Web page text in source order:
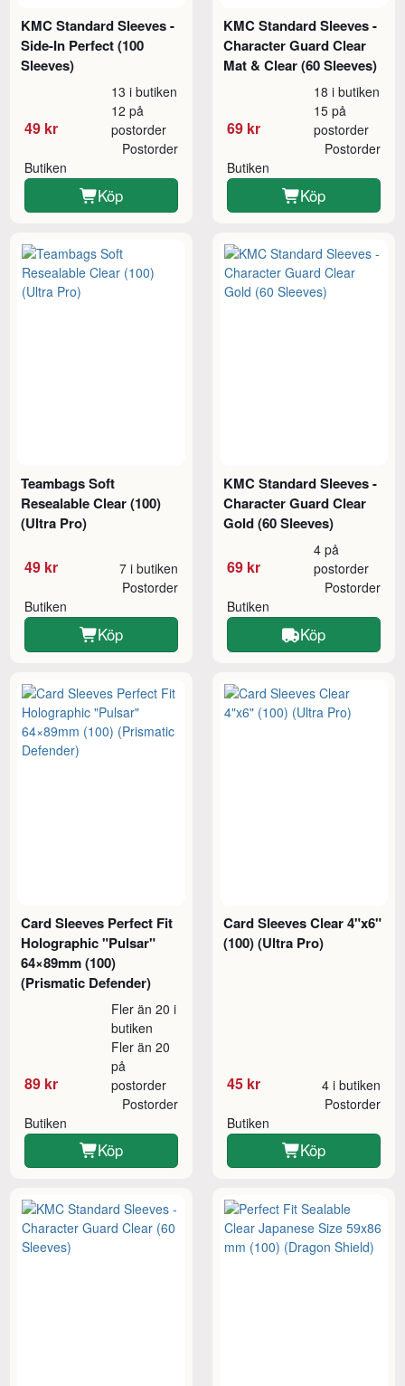
KMC Standard Sleeves -
Side-In Perfect (100
Sleeves)
49 kr
13 i butiken
12 på
postorder
Butiken
Postorder
Köp
KMC Standard Sleeves -
Character Guard Clear
Mat & Clear (60 Sleeves)
69 kr
18 i butiken
15 på
postorder
Butiken
Postorder
Köp
Teambags Soft
Resealable Clear (100)
(Ultra Pro)
49 kr 7 i butiken
Butiken
Postorder
Köp
KMC Standard Sleeves -
Character Guard Clear
Gold (60 Sleeves)
69 kr
4 på
postorder
Butiken
Postorder
Köp
Card Sleeves Perfect Fit
Holographic "Pulsar"
64×89mm (100)
(Prismatic Defender)
89 kr
Fler än 20 i
butiken
Fler än 20
på
postorder
Butiken
Postorder
Köp
Card Sleeves Clear 4"x6"
(100) (Ultra Pro)
45 kr 4 i butiken
Butiken
Postorder
Köp